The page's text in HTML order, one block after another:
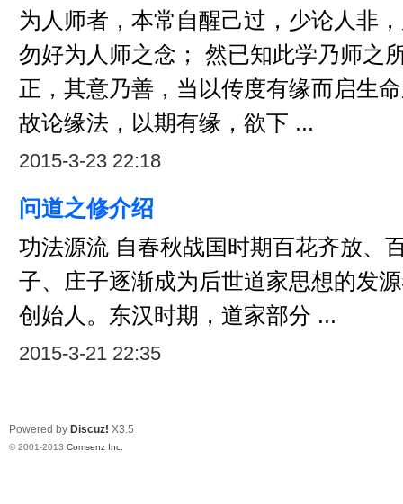
为人师者，本常自醒己过，少论人非
勿好为人师之念； 然已知此学乃师之
正，其意乃善，当以传度有缘而启生
故论缘法，以期有缘，欲下 ...
2015-3-23 22:18
问道之修介绍
功法源流 自春秋战国时期百花齐放、
子、庄子逐渐成为后世道家思想的发
创始人。东汉时期，道家部分 ...
2015-3-21 22:35
Powered by Discuz! X3.5
© 2001-2013 Comsenz Inc.